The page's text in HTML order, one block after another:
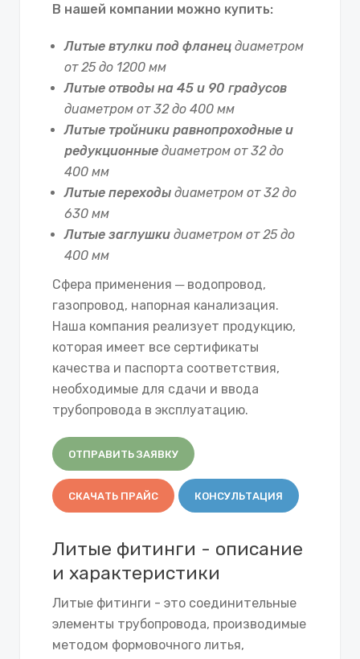
В нашей компании можно купить:
Литые втулки под фланец диаметром
от 25 до 1200 мм
Литые отводы на 45 и 90 градусов
диаметром от 32 до 400 мм
Литые тройники равнопроходные и
редукционные диаметром от 32 до
400 мм
Литые переходы диаметром от 32 до
630 мм
Литые заглушки диаметром от 25 до
400 мм
Сфера применения ─ водопровод,
газопровод, напорная канализация.
Наша компания реализует продукцию,
которая имеет все сертификаты
качества и паспорта соответствия,
необходимые для сдачи и ввода
трубопровода в эксплуатацию.
ОТПРАВИТЬ ЗАЯВКУ
СКАЧАТЬ ПРАЙС КОНСУЛЬТАЦИЯ
Литые фитинги - описание
и характеристики
Литые фитинги - это соединительные
элементы трубопровода, производимые
методом формовочного литья,